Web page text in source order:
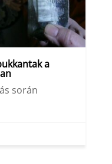
a
során